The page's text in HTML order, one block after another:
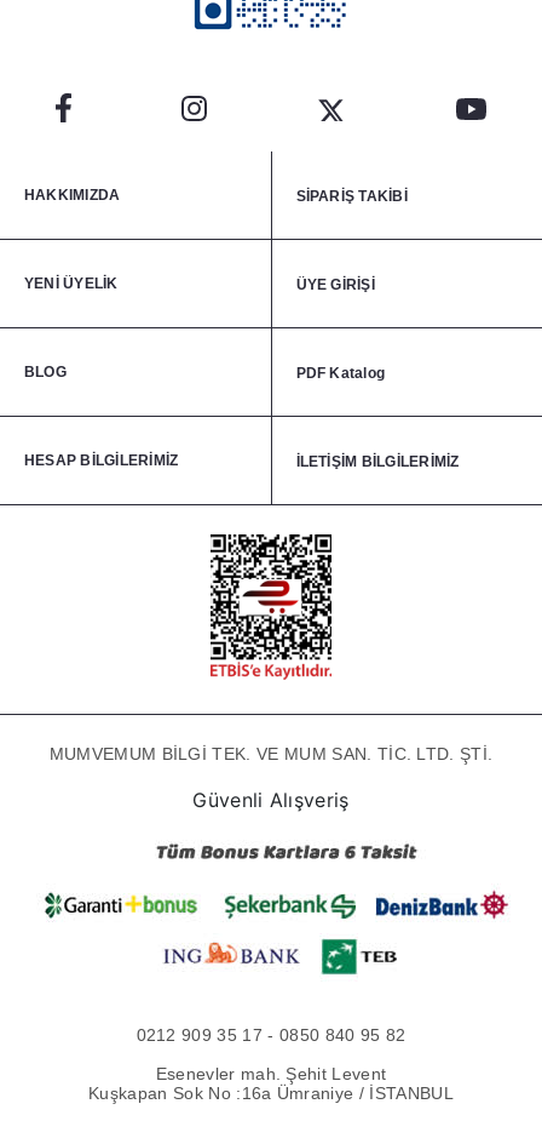
HAKKIMIZDA SİPARİŞ TAKİBİ
YENİ ÜYELİK ÜYE GİRİŞİ
BLOG PDF Katalog
HESAP BİLGİLERİMİZ İLETİŞİM BİLGİLERİMİZ
MUMVEMUM BİLGİ TEK. VE MUM SAN. TİC. LTD. ŞTİ.
Güvenli Alışveriş
0212 909 35 17 - 0850 840 95 82
Esenevler mah. Şehit Levent
Kuşkapan Sok No :16a Ümraniye / İSTANBUL